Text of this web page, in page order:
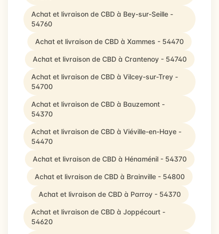
Achat et livraison de CBD à Bey-sur-Seille -
54760
Achat et livraison de CBD à Xammes - 54470
Achat et livraison de CBD à Crantenoy - 54740
Achat et livraison de CBD à Vilcey-sur-Trey -
54700
Achat et livraison de CBD à Bauzemont -
54370
Achat et livraison de CBD à Viéville-en-Haye -
54470
Achat et livraison de CBD à Hénaménil - 54370
Achat et livraison de CBD à Brainville - 54800
Achat et livraison de CBD à Parroy - 54370
Achat et livraison de CBD à Joppécourt -
54620